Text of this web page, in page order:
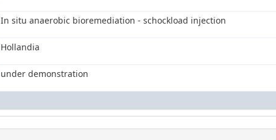
In situ anaerobic bioremediation - schockload injection
Hollandia
under demonstration